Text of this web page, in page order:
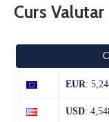
Curs Valutar
EUR:
USD: